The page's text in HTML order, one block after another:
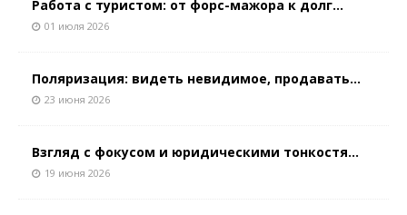
Работа с туристом: от форс-мажора к долг...
01 июля 2026
Поляризация: видеть невидимое, продавать...
23 июня 2026
Взгляд с фокусом и юридическими тонкостя...
19 июня 2026